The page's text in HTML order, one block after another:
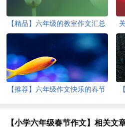
【精品】六年级的教室作文汇总
【推荐】六年级作文快乐的春节
【小学六年级春节作文】相关文